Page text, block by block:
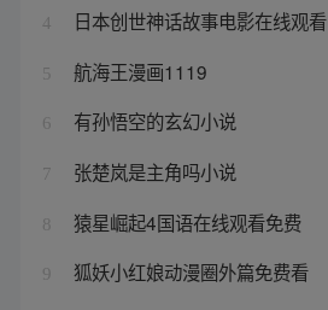
4 日本创世神话故事电影在线观看
5 航海王漫画1119
6 有孙悟空的玄幻小说
7 张楚岚是主角吗小说
8 猿星崛起4国语在线观看免费
9 狐妖小红娘动漫圈外篇免费看